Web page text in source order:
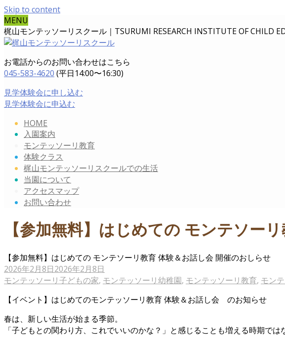
Skip to content
MENU
梶山モンテッソーリスクール｜TSURUMI RESEARCH INSTITUTE OF CHILD
お電話からのお問い合わせはこちら
045-583-4620 (平日14:00〜16:30)
見学体験会に申し込む
見学体験会に申込む
HOME
入園案内
モンテッソーリ教育
体験クラス
梶山モンテッソーリスクールでの生活
当園について
アクセスマップ
お問い合わせ
【参加無料】はじめての モンテソー
【参加無料】はじめての モンテソーリ教育 体験＆お話し会 開催のおしらせ
2026年2月8日2026年2月8日
モンテッソーリ子どもの家, モンテッソーリ幼稚園, モンテッソーリ教育, モン
【イベント】はじめてのモンテッソーリ教育 体験＆お話し会 のお知らせ
春は、新しい生活が始まる季節。
「子どもとの関わり方、これでいいのかな？」と感じることも増える時期では